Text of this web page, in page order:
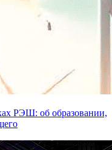
РЭШ: об образовании,